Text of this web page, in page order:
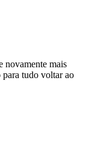
novamente mais
para tudo voltar ao